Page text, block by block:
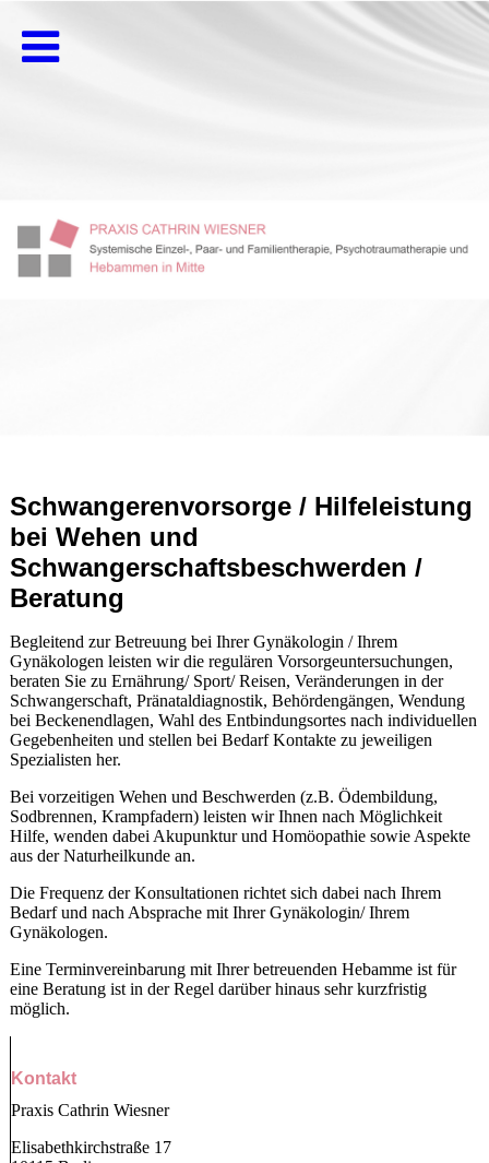
Schwangerenvorsorge / Hilfeleistung
bei Wehen und
Schwangerschaftsbeschwerden /
Beratung
Begleitend zur Betreuung bei Ihrer Gynäkologin / Ihrem
Gynäkologen leisten wir die regulären Vorsorgeuntersuchungen,
beraten Sie zu Ernährung/ Sport/ Reisen, Veränderungen in der
Schwangerschaft, Pränataldiagnostik, Behördengängen, Wendung
bei Beckenendlagen, Wahl des Entbindungsortes nach individuellen
Gegebenheiten und stellen bei Bedarf Kontakte zu jeweiligen
Spezialisten her.
Bei vorzeitigen Wehen und Beschwerden (z.B. Ödembildung,
Sodbrennen, Krampfadern) leisten wir Ihnen nach Möglichkeit
Hilfe, wenden dabei Akupunktur und Homöopathie sowie Aspekte
aus der Naturheilkunde an.
Die Frequenz der Konsultationen richtet sich dabei nach Ihrem
Bedarf und nach Absprache mit Ihrer Gynäkologin/ Ihrem
Gynäkologen.
Eine Terminvereinbarung mit Ihrer betreuenden Hebamme ist für
eine Beratung ist in der Regel darüber hinaus sehr kurzfristig
möglich.
Kontakt
Praxis Cathrin Wiesner
Elisabethkirchstraße 17